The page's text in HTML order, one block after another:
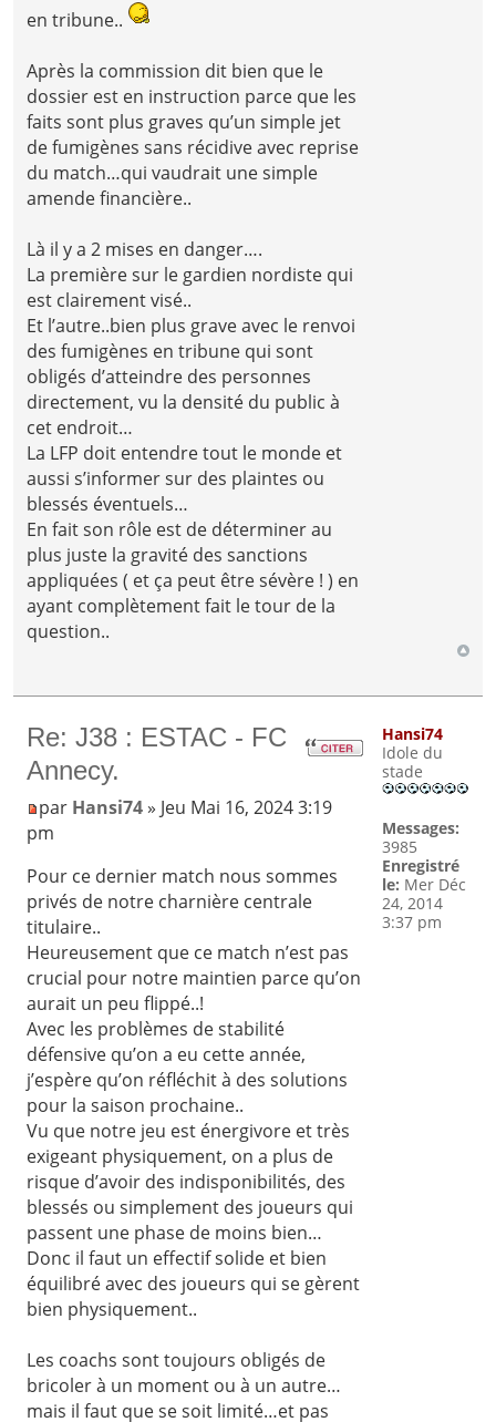
en tribune..
Après la commission dit bien que le
dossier est en instruction parce que les
faits sont plus graves qu’un simple jet
de fumigènes sans récidive avec reprise
du match…qui vaudrait une simple
amende financière..
Là il y a 2 mises en danger….
La première sur le gardien nordiste qui
est clairement visé..
Et l’autre..bien plus grave avec le renvoi
des fumigènes en tribune qui sont
obligés d’atteindre des personnes
directement, vu la densité du public à
cet endroit…
La LFP doit entendre tout le monde et
aussi s’informer sur des plaintes ou
blessés éventuels…
En fait son rôle est de déterminer au
plus juste la gravité des sanctions
appliquées ( et ça peut être sévère ! ) en
ayant complètement fait le tour de la
question..
Re: J38 : ESTAC - FC
Annecy.
par Hansi74» Jeu Mai 16, 2024 3:19
pm
Pour ce dernier match nous sommes
privés de notre charnière centrale
titulaire..
Heureusement que ce match n’est pas
crucial pour notre maintien parce qu’on
aurait un peu flippé..!
Avec les problèmes de stabilité
défensive qu’on a eu cette année,
j’espère qu’on réfléchit à des solutions
pour la saison prochaine..
Vu que notre jeu est énergivore et très
exigeant physiquement, on a plus de
risque d’avoir des indisponibilités, des
blessés ou simplement des joueurs qui
passent une phase de moins bien…
Donc il faut un effectif solide et bien
équilibré avec des joueurs qui se gèrent
bien physiquement..
Les coachs sont toujours obligés de
bricoler à un moment ou à un autre…
mais il faut que se soit limité…et pas
Hansi74
Idole du
stade
Messages:
3985
Enregistré
le: Mer Déc
24, 2014
3:37 pm